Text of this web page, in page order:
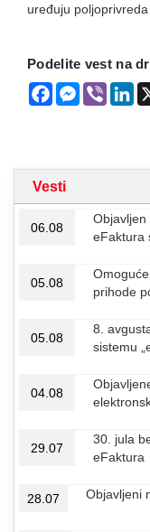
uređuju
Podelite vest na
FacebookMessenger
Viber
Vesti
06.08
Objavljen
eFaktura
05.08
prihode
05.08
8.
sistemu
04.08
29.07
30. jula
eFaktura
28.07 Objavljeni